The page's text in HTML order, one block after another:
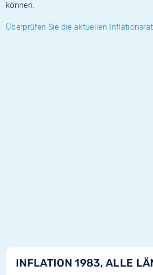
können.
Überprüfen Sie die aktuellen
INFLATION 1983, ALLE